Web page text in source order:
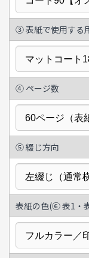
③ 表紙で使用する
④ ページ数
⑤綴じ方向
表紙の色(⑥表1・